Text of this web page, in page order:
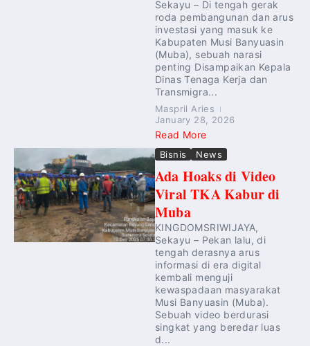
Sekayu – Di tengah gerak
roda pembangunan dan arus
investasi yang masuk ke
Kabupaten Musi Banyuasin
(Muba), sebuah narasi
penting Disampaikan Kepala
Dinas Tenaga Kerja dan
Transmigra...
Maspril Aries
January 28, 2026
Read More
Bisnis News
Ada Hoaks di Video
Viral TKA Kabur di
Muba
KINGDOMSRIWIJAYA,
Sekayu – Pekan lalu, di
tengah derasnya arus
informasi di era digital
kembali menguji
kewaspadaan masyarakat
Musi Banyuasin (Muba).
Sebuah video berdurasi
singkat yang beredar luas
d...